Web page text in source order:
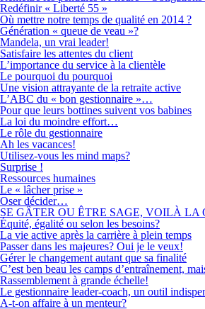
Redéfinir « Liberté 55 »
Où mettre notre temps de qualité en 2014 ?
Génération « queue de veau »?
Mandela, un vrai leader!
Satisfaire les attentes du client
L’importance du service à la clientèle
Le pourquoi du pourquoi
Une vision attrayante de la retraite active
L’ABC du « bon gestionnaire »…
Pour que leurs bottines suivent vos babines
La loi du moindre effort…
Le rôle du gestionnaire
Ah les vacances!
Utilisez-vous les mind maps?
Surprise !
Ressources humaines
Le « lâcher prise »
Oser décider…
SE GÂTER OU ÊTRE SAGE, VOILÀ LA
Équité, égalité ou selon les besoins?
La vie active après la carrière à plein temps
Passer dans les majeures? Oui je le veux!
Gérer le changement autant que sa finalité
C’est ben beau les camps d’entraînement,
Rassemblement à grande échelle!
Le gestionnaire leader-coach, un outil
A-t-on affaire à un menteur?